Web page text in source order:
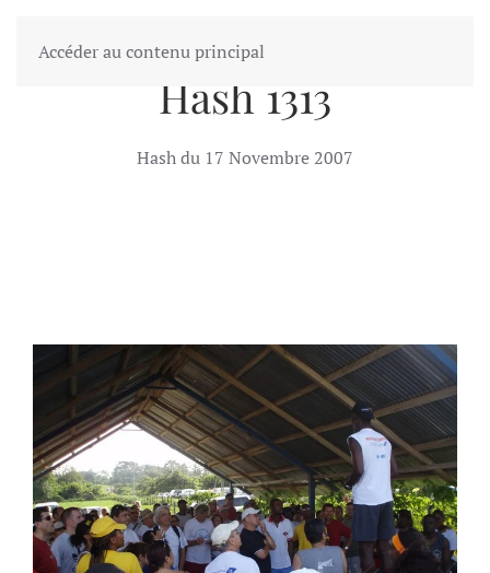
Accéder au contenu principal
GALERIE PHOTO DU ABIDJANHHH
Hash 1313
Hash du 17 Novembre 2007
CLIQUEZ POUR VISUALISER